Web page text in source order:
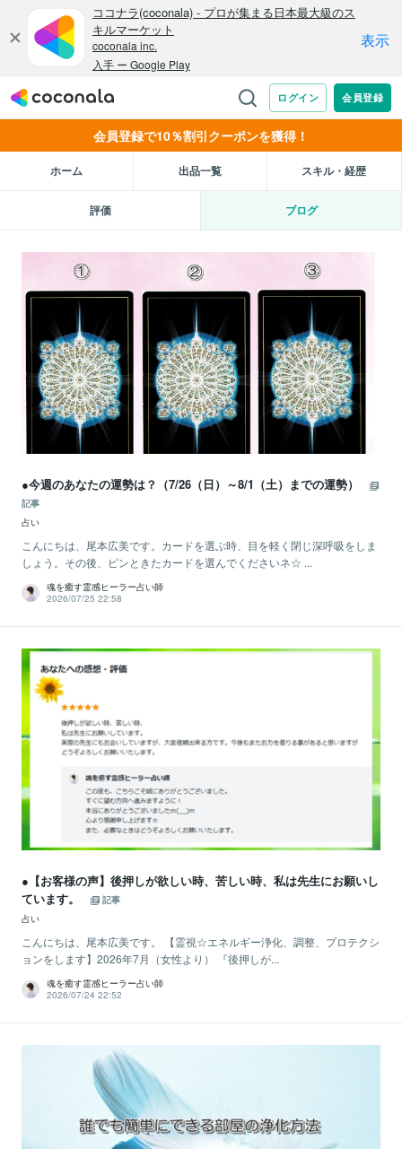
会員登録で10％割引クーポンを獲得！
ホーム 出品一覧 スキル・経歴
評価 ブログ
●今週のあなたの運勢は？（7/26（日）～8/1（土）までの運勢）
記事
占い
こんにちは、尾本広美です。カードを選ぶ時、目を軽く閉じ深呼吸をしま
しょう。その後、ピンときたカードを選んでくださいネ☆ ...
魂を癒す霊感ヒーラー占い師
2026/07/25 22:58
●【お客様の声】後押しが欲しい時、苦しい時、私は先生にお願いし
ています。
記事
占い
こんにちは、尾本広美です。 【霊視☆エネルギー浄化、調整、プロテクシ
ョンをします】2026年7月（女性より） 『後押しが...
魂を癒す霊感ヒーラー占い師
2026/07/24 22:52